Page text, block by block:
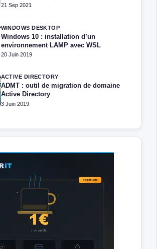
21 Sep 2021
WINDOWS DESKTOP
Windows 10 : installation d’un
environnement LAMP avec WSL
20 Juin 2019
ACTIVE DIRECTORY
ADMT : outil de migration de domaine
Active Directory
3 Juin 2019